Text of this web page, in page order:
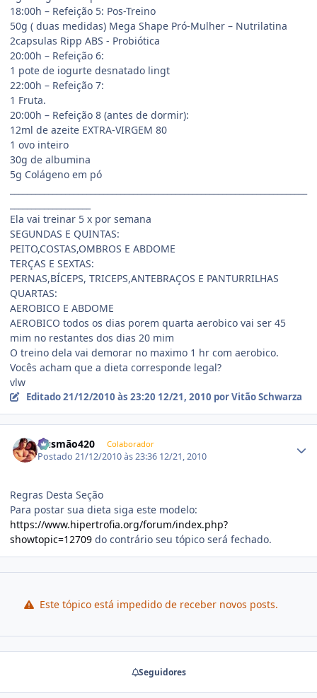
18:00h – Refeição 5: Pos-Treino
50g ( duas medidas) Mega Shape Pró-Mulher – Nutrilatina
2capsulas Ripp ABS - Probiótica
20:00h – Refeição 6:
1 pote de iogurte desnatado lingt
22:00h – Refeição 7:
1 Fruta.
20:00h – Refeição 8 (antes de dormir):
12ml de azeite EXTRA-VIRGEM 80
1 ovo inteiro
30g de albumina
5g Colágeno em pó
Ela vai treinar 5 x por semana
SEGUNDAS E QUINTAS:
PEITO,COSTAS,OMBROS E ABDOME
TERÇAS E SEXTAS:
PERNAS,BÍCEPS, TRICEPS,ANTEBRAÇOS E PANTURRILHAS
QUARTAS:
AEROBICO E ABDOME
AEROBICO todos os dias porem quarta aerobico vai ser 45
mim no restantes dos dias 20 mim
O treino dela vai demorar no maximo 1 hr com aerobico.
Vocês acham que a dieta corresponde legal?
vlw
Editado21/12/2010 às 23:20 12/21, 2010 por Vitão Schwarza
Gusmão420 Colaborador
Postado21/12/2010 às 23:36 12/21, 2010
Regras Desta Seção
Para postar sua dieta siga este modelo:
https://www.hipertrofia.org/forum/index.php?
showtopic=12709 do contrário seu tópico será fechado.
Este tópico está impedido de receber novos posts.
Seguidores